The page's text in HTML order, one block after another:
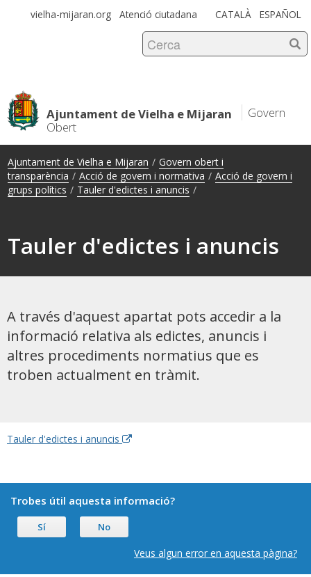
vielha-mijaran.org Atenció ciutadana CATALÀ ESPAÑOL
Ajuntament de Vielha e Mijaran
Govern
Obert
Ajuntament de Vielha e Mijaran / Govern obert i
transparència / Acció de govern i normativa / Acció de govern i
grups polítics / Tauler d'edictes i anuncis /
Tauler d'edictes i anuncis
A través d'aquest apartat pots accedir a la
informació relativa als edictes, anuncis i
altres procediments normatius que es
troben actualment en tràmit.
Tauler d'edictes i anuncis
Trobes útil aquesta informació?
Sí No
Veus algun error en aquesta pàgina?
Aquest lloc està protegit per reCAPTCHA i s’aplica laPolítica de
Condicions del serveide Google.